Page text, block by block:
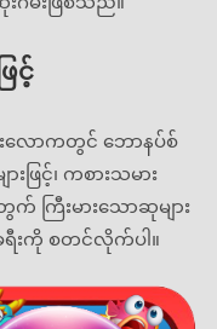
င့်
လောကတွင် ဘောနပ်စ်
းဖြင့်၊ ကစားသမား
ကြီးမားသောဆုများ
ရီးကို စတင်လိုက်ပါ။